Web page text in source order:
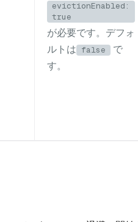
evictionEnabled:
true
が必要です。デフォ
ルトは false
で
す。